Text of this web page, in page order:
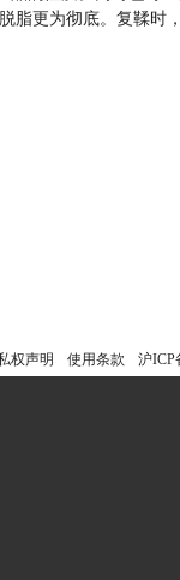
脂更为彻底。复鞣时
权声明 使用条款 沪ICP